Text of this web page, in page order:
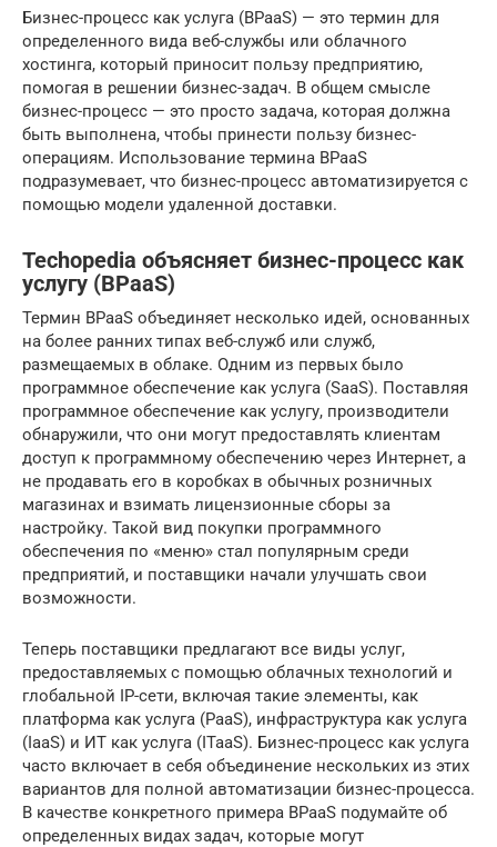
Бизнес-процесс как услуга (BPaaS) — это термин для
определенного вида веб-службы или облачного
хостинга, который приносит пользу предприятию,
помогая в решении бизнес-задач. В общем смысле
бизнес-процесс — это просто задача, которая должна
быть выполнена, чтобы принести пользу бизнес-
операциям. Использование термина BPaaS
подразумевает, что бизнес-процесс автоматизируется с
помощью модели удаленной доставки.
Techopedia объясняет бизнес-процесс как
услугу (BPaaS)
Термин BPaaS объединяет несколько идей, основанных
на более ранних типах веб-служб или служб,
размещаемых в облаке. Одним из первых было
программное обеспечение как услуга (SaaS). Поставляя
программное обеспечение как услугу, производители
обнаружили, что они могут предоставлять клиентам
доступ к программному обеспечению через Интернет, а
не продавать его в коробках в обычных розничных
магазинах и взимать лицензионные сборы за
настройку. Такой вид покупки программного
обеспечения по «меню» стал популярным среди
предприятий, и поставщики начали улучшать свои
возможности.
Теперь поставщики предлагают все виды услуг,
предоставляемых с помощью облачных технологий и
глобальной IP-сети, включая такие элементы, как
платформа как услуга (PaaS), инфраструктура как услуга
(IaaS) и ИТ как услуга (ITaaS). Бизнес-процесс как услуга
часто включает в себя объединение нескольких из этих
вариантов для полной автоматизации бизнес-процесса.
В качестве конкретного примера BPaaS подумайте об
определенных видах задач, которые могут